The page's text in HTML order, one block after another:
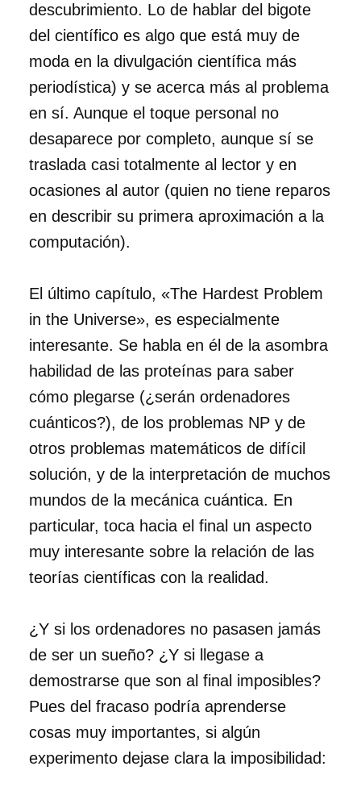
descubrimiento. Lo de hablar del bigote
del científico es algo que está muy de
moda en la divulgación científica más
periodística) y se acerca más al problema
en sí. Aunque el toque personal no
desaparece por completo, aunque sí se
traslada casi totalmente al lector y en
ocasiones al autor (quien no tiene reparos
en describir su primera aproximación a la
computación).
El último capítulo, «The Hardest Problem
in the Universe», es especialmente
interesante. Se habla en él de la asombra
habilidad de las proteínas para saber
cómo plegarse (¿serán ordenadores
cuánticos?), de los problemas NP y de
otros problemas matemáticos de difícil
solución, y de la interpretación de muchos
mundos de la mecánica cuántica. En
particular, toca hacia el final un aspecto
muy interesante sobre la relación de las
teorías científicas con la realidad.
¿Y si los ordenadores no pasasen jamás
de ser un sueño? ¿Y si llegase a
demostrarse que son al final imposibles?
Pues del fracaso podría aprenderse
cosas muy importantes, si algún
experimento dejase clara la imposibilidad: